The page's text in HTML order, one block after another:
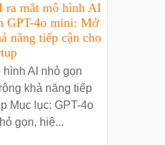
ra mắt mô hình AI
GPT-4o mini: Mở
năng tiếp cận cho
hình AI nhỏ gọn
khả năng tiếp
Mục lục: GPT-4o
gọn, hiệ...